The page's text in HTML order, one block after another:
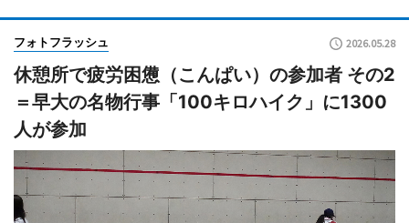
フォトフラッシュ 2026.05.28
休憩所で疲労困憊（こんぱい）の参加者 その2
＝早大の名物行事「100キロハイク」に1300
人が参加